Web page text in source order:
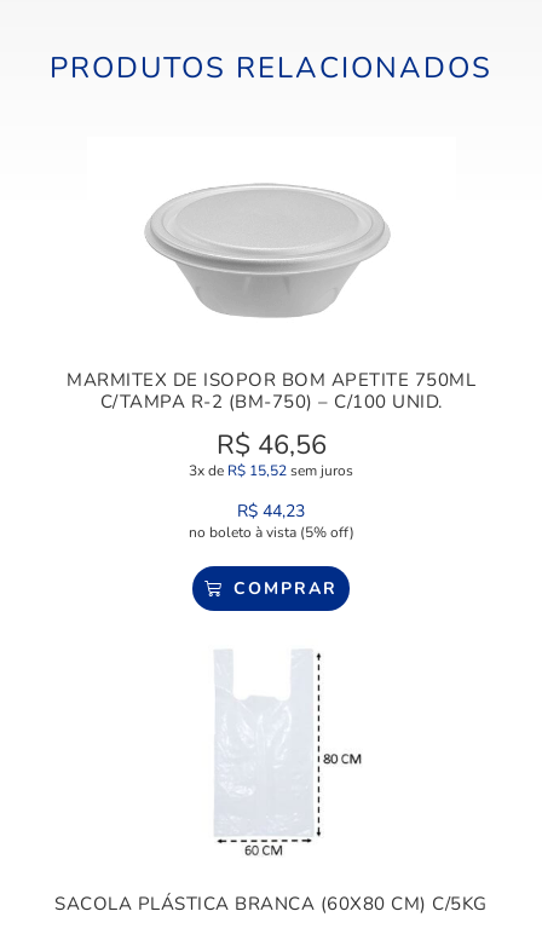
PRODUTOS RELACIONADOS
MARMITEX DE ISOPOR BOM APETITE 750ML
C/TAMPA R-2 (BM-750) – C/100 UNID.
R$ 46,56
3x de R$ 15,52sem juros
R$ 44,23
no boleto à vista (5% off)
COMPRAR
SACOLA PLÁSTICA BRANCA (60X80 CM) C/5KG